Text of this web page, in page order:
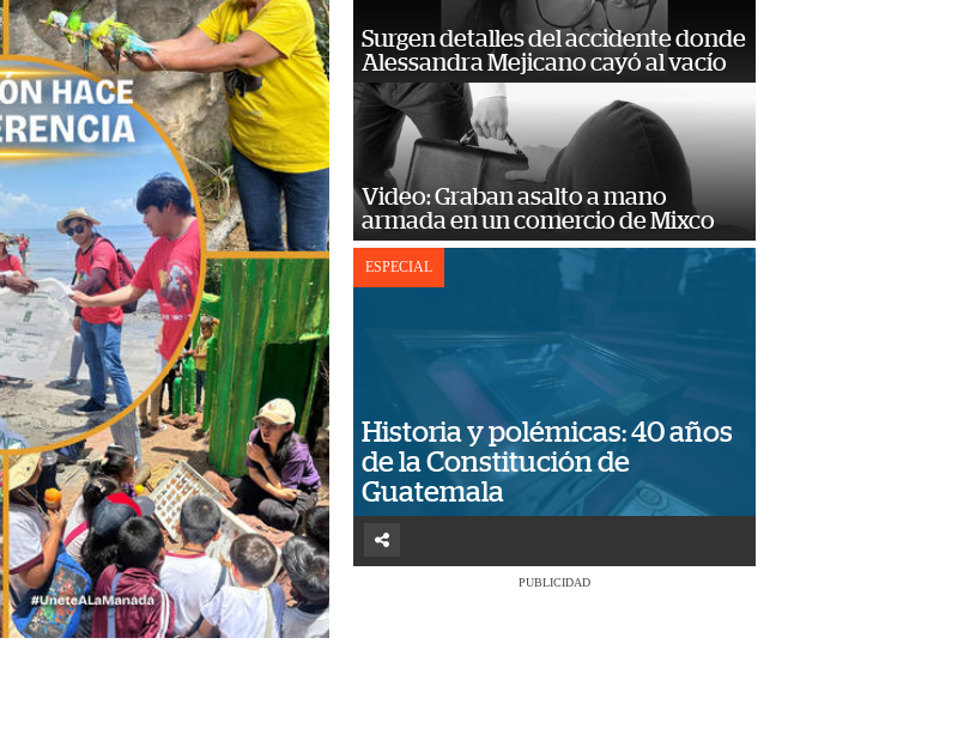
Surgen detalles del accidente donde
Alessandra Mejicano cayó al vacío
Video: Graban asalto a mano
armada en un comercio de Mixco
ESPECIAL
Historia y polémicas: 40 años
de la Constitución de
Guatemala
PUBLICIDAD